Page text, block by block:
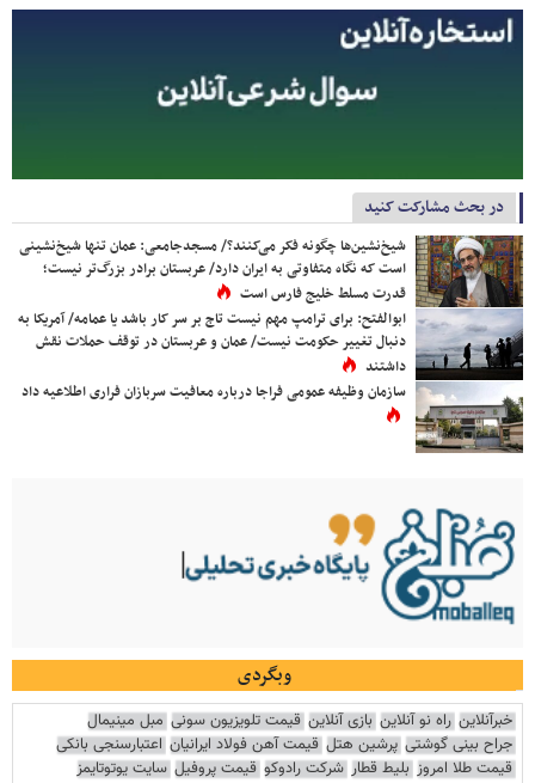
در بحث مشارکت کنید
شیخ‌نشین‌ها چگونه فکر می‌کنند؟/ مسجدجامعی: عمان تنها شیخ‌نشینی
است که نگاه متفاوتی به ایران دارد/ عربستان برادر بزرگ‌تر نیست؛
قدرت مسلط خلیج فارس است
ابوالفتح: برای ترامپ مهم نیست تاج بر سر کار باشد یا عمامه/ آمریکا به
دنبال تغییر حکومت نیست/ عمان و عربستان در توقف حملات نقش
داشتند
سازمان وظیفه عمومی فراجا درباره معافیت سربازان فراری اطلاعیه داد
وبگردی
خبرآنلاین راه نو آنلاین بازی آنلاین قیمت تلویزیون سونی مبل مینیمال
جراح بینی گوشتی پرشین هتل قیمت آهن فولاد ایرانیان اعتبارسنجی بانکی
قیمت طلا امروز بلیط قطار شرکت رادوکو قیمت پروفیل سایت یوتوتایمز